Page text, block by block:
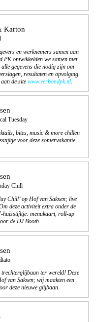
Karton
en werknemers samen aan
PK ontwikkelden we samen met
gegevens die nodig zijn om
resultaten en opvolging.
de site www.verbondpk.nl.
Tuesday
bites, music & more chillen
voor deze zomervakantie-
Chill
Chill’ op Hof van Saksen; live
deze activiteit extra onder de
huisstijltje: menukaart, roll-up
de DJ Booth.
ter wereld! Deze
van Saksen; wij maakten een
deze nieuwe glijbaan.